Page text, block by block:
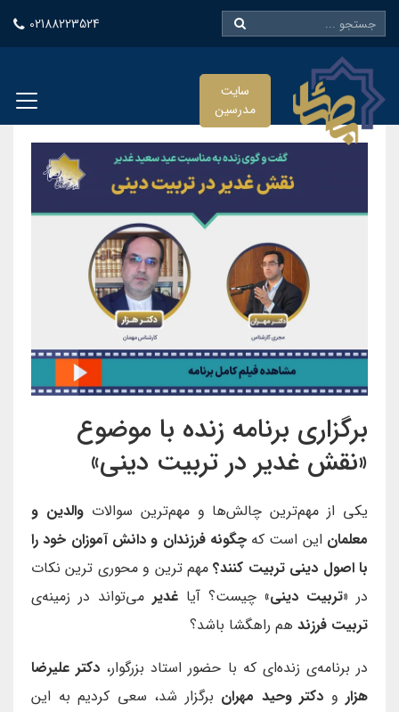
02188223524
سایت
مدرسین
برگزاری برنامه زنده با موضوع
«نقش غدیر در تربیت دینی»
یکی از مهم‌ترین چالش‌ها و مهم‌ترین سوالاتوالدین و
معلمان این است کهچگونه فرزندان و دانش آموزان خود را
با اصول دینی تربیت کنند؟مهم ترین و محوری ترین نکات
در «تربیت دینی» چیست؟ آیا غدیر می‌تواند در زمینه‌ی
تربیت فرزند هم راهگشا باشد؟
در برنامه‌ی زنده‌ای که با حضور استاد بزرگوار، دکتر علیرضا
هزار و دکتر وحید مهران برگزار شد، سعی کردیم به این